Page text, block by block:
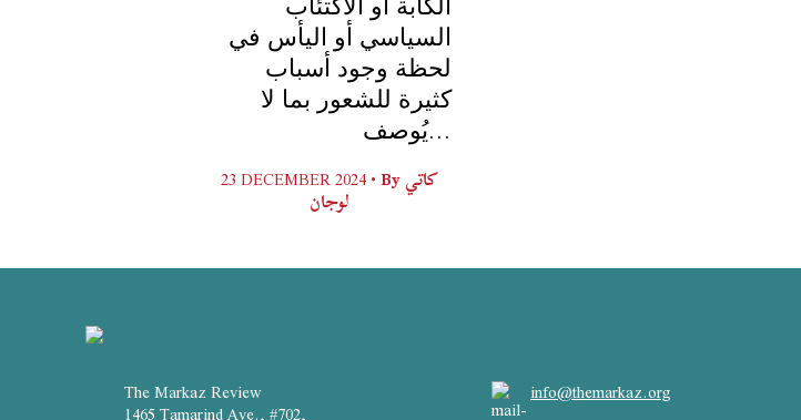
ﺍﻟﺴﻴﺎﺳﻲ ﺃﻭ ﺍﻟﻴﺄﺱ ﻓﻲ
ﻟﺤﻈﺔ ﻭﺟﻮﺩ ﺃﺳﺒﺎﺏ
ﻛﺜﻴﺮﺓ ﻟﻠﺸﻌﻮﺭ ﺑﻤﺎ ﻻ
ﻳُﻮﺻﻒ...
23 DECEMBER 2024 •Byكاتي
لوجان
The Markaz Review
info@themarkaz.org